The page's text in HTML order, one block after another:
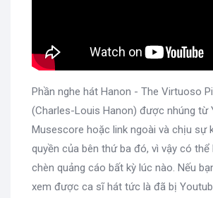
Phần nghe hát Hanon - The Virtuoso
(Charles-Louis Hanon) được nhúng từ
Musescore hoặc link ngoài và chịu sự
quyền của bên thứ ba đó, vì vậy có
chèn quảng cáo bất kỳ lúc nào. Nếu
xem được ca sĩ hát tức là đã bị